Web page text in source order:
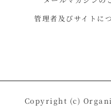
す
管理者及びサイトに
Copyright (c)